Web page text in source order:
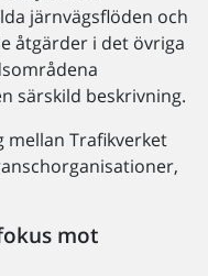
järnvägsflöden och
åtgärder i det övriga
särskild beskrivning.
mellan Trafikverket
mot